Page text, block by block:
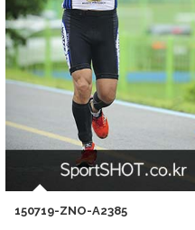
150719-ZNO-A2385